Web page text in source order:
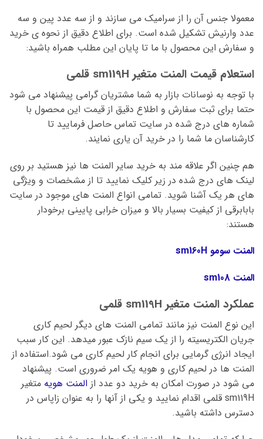
معمولا جنس آن را از سرامیک می سازند و از سه عدد پین و سه
عدد وارنیش تشکیل شده است. برای اطلاع دقیق از نحوه ی خرید
و سفارش این محصول با ما تا پایان این مطلب همراه باشید:
استعلام قیمت المنت متغیر sm119H قلمی
با توجه به نوسانات بازار به شما مشتریان گرامی پیشنهاد می شود
حتما برای ثبت سفارش و اطلاع دقیق از قیمت این محصول با
شماره های درج شده در سایت تماس حاصل فرمایید تا
کارشناسان ما شما را در خرید آن یاری نمایند.
هم چنین اگر علاقه مند به خرید سایر المنت ها نیز هستید بر روی
لینک های درج شده در زیر کلیک نمایید تا از مشخصات و ویژگی
های هر یک آشنا شوید. تمامی انواع المنت های موجود در سایت
بابابرقی از کیفیت بسیار بالا و میزان خرابی پایینی برخودار
هستند:
المنت سومو sm160H
المنت sm108
عملکرد المنت متغیر sm119H قلمی
این نوع المنت نیز مانند تمامی المنت های دیگر لحیم کاری
جریان الکتریسیته را از یک سیم نازک عبور میدهد. این کار سبب
ایجاد انرژی گرمایی برای انجام کار لحیم کاری می شود.استفاده از
المنت ها در لحیم کاری و هویه یک امر ضروری است. پیشنهاد
می شود در صورت امکان به خرید دو عدد از المنت هویه متغیر
sm119H قلمی اقدام نمایید و یکی از آنها را به عنوان زاپاس در
دسترس داشته باشید.